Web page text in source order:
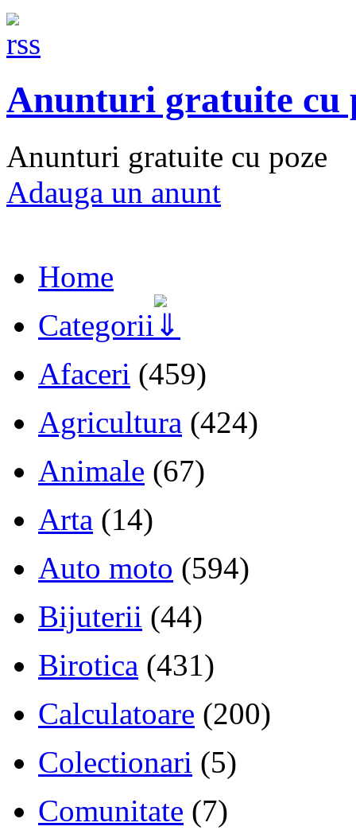
Anunturi gratuite cu
Anunturi gratuite cu poze
Adauga un anunt
Home
Categorii
Afaceri (459)
Agricultura (424)
Animale (67)
Arta (14)
Auto moto (594)
Bijuterii (44)
Birotica (431)
Calculatoare (200)
Colectionari (5)
Comunitate (7)